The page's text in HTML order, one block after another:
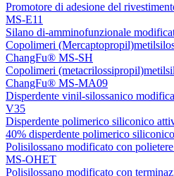
Promotore di adesione del
MS-E11
Silano di-amminofunzionale
Copolimeri
ChangFu® MS-SH
Copolimeri
ChangFu® MS-MA09
Disperdente vinil-silossanico
V35
Disperdente polimerico siliconico
40% disperdente polimerico
Polisilossano modificato con
MS-OHET
Polisilossano modificato con